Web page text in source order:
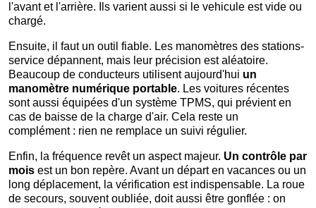
l'avant et l'arrière. Ils varient aussi si le vehicule est vide ou
chargé.
Ensuite, il faut un outil fiable. Les manomètres des stations-
service dépannent, mais leur précision est aléatoire.
Beaucoup de conducteurs utilisent aujourd'hui un
manomètre numérique portable. Les voitures récentes
sont aussi équipées d'un système TPMS, qui prévient en
cas de baisse de la charge d'air. Cela reste un
complément : rien ne remplace un suivi régulier.
Enfin, la fréquence revêt un aspect majeur. Un contrôle par
mois est un bon repère. Avant un départ en vacances ou un
long déplacement, la vérification est indispensable. La roue
de secours, souvent oubliée, doit aussi être gonflée : on